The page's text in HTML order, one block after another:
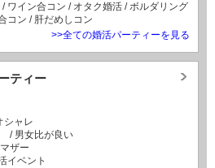
/ ワイン合コン / オタク婚活 /ボルダリング
コン / 肝だめしコン
>>全ての婚活パーティーを見る
ティー
シャレ
/ 男女比が良い
ザー
イベント